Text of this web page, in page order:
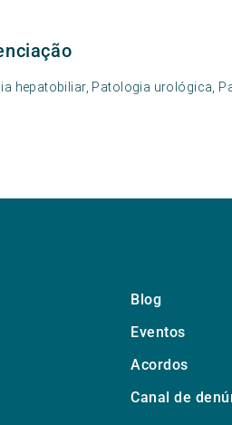
hepatobiliar, Patologia urológica,
Blog
Eventos
Acordos
Canal de